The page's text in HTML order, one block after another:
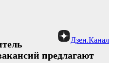
Дзен.Канал
предлагают